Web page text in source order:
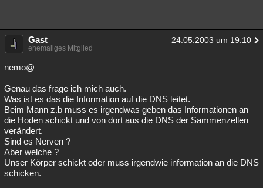
Gast 24.05.2003 um 19:10
ehemaliges Mitglied
nemo@
Genau das frage ich mich auch.
Was ist es das die Information auf die DNS leitet.
Beim Mann z.b muss es irgendwas geben das Informationen an
die Hoden schickt und von dort aus die DNS der Sammenzellen
verändert.
Sind es Nerven ?
Aber welche ?
Unser Körper schickt oder muss irgendwie information an die DNS
schicken.